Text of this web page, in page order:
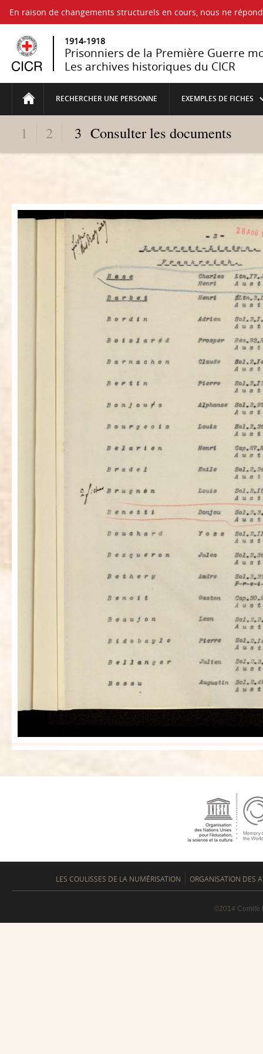
En raison de changements structurels en cours, nous ne
1914-1918
Prisonniers de la Première Guerre
Les archives historiques du CICR
RECHERCHER UNE PERSONNE EXEMPLES DE FICHES
1 2 3 Consulter les documents
LES COULISSES DE LA NUMÉRISATION ORGANISATION DES
©2014 Comité